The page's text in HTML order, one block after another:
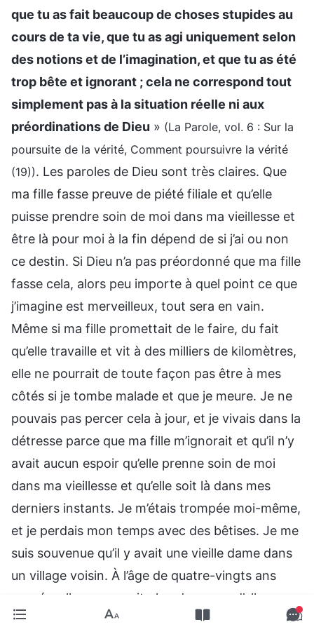
que tu as fait beaucoup de choses stupides au
cours de ta vie, que tu as agi uniquement selon
des notions et de l’imagination, et que tu as été
trop bête et ignorant ; cela ne correspond tout
simplement pas à la situation réelle ni aux
préordinations de Dieu » (La Parole, vol. 6 : Sur la
poursuite de la vérité, Comment poursuivre la vérité
(19)). Les paroles de Dieu sont très claires. Que
ma fille fasse preuve de piété filiale et qu’elle
puisse prendre soin de moi dans ma vieillesse et
être là pour moi à la fin dépend de si j’ai ou non
ce destin. Si Dieu n’a pas préordonné que ma fille
fasse cela, alors peu importe à quel point ce que
j’imagine est merveilleux, tout sera en vain.
Même si ma fille promettait de le faire, du fait
qu’elle travaille et vit à des milliers de kilomètres,
elle ne pourrait de toute façon pas être à mes
côtés si je tombe malade et que je meure. Je ne
pouvais pas percer cela à jour, et je vivais dans la
détresse parce que ma fille m’ignorait et qu’il n’y
avait aucun espoir qu’elle prenne soin de moi
dans ma vieillesse et qu’elle soit là dans mes
derniers instants. Je m’étais trompée moi-même,
et je perdais mon temps avec des bêtises. Je me
suis souvenue qu’il y avait une vieille dame dans
un village voisin. À l’âge de quatre-vingts ans
passés, elle ne pouvait plus s’occuper d’elle-
même, mais aucun de ses trois fils ne s’occupait